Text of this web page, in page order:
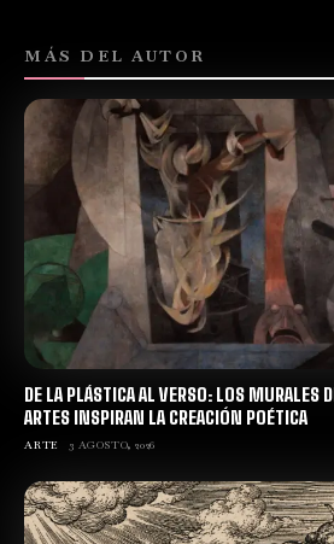
MÁS DEL AUTOR
DE LA PLÁSTICA AL VERSO: LOS MURALES
ARTES INSPIRAN LA CREACIÓN POÉTICA
ARTE 3 AGOSTO, 2026